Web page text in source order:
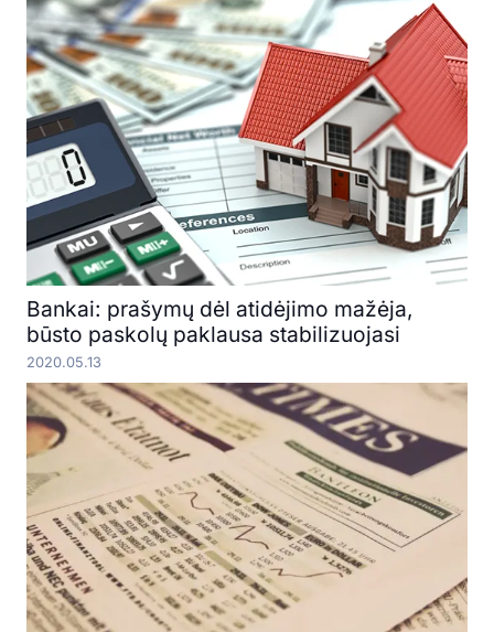
Bankai: prašymų dėl atidėjimo mažėja,
būsto paskolų paklausa stabilizuojasi
2020.05.13